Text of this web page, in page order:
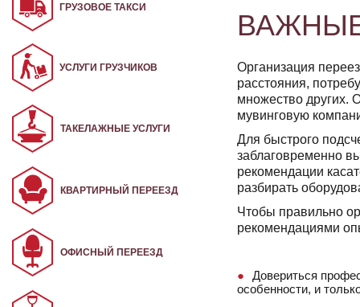
Организация
расстояния,
множество других.
мувинговую
Для быстрого
заблаговременно
рекомендации
разбирать
Чтобы правильно
рекомендациями
Довериться
особенности, и
ГРУЗОВОЕ ТАКСИ
УСЛУГИ ГРУЗЧИКОВ
ТАКЕЛАЖНЫЕ УСЛУГИ
КВАРТИРНЫЙ ПЕРЕЕЗД
ОФИСНЫЙ ПЕРЕЕЗД